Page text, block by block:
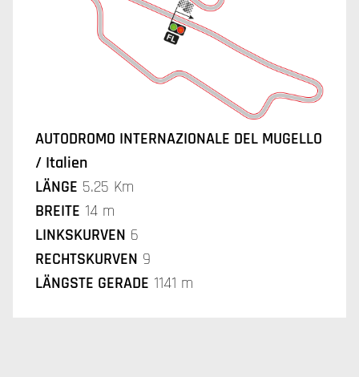
AUTODROMO INTERNAZIONALE DEL MUGELLO
/ Italien
LÄNGE 5.25 Km
BREITE 14 m
LINKSKURVEN 6
RECHTSKURVEN 9
LÄNGSTE GERADE 1141 m